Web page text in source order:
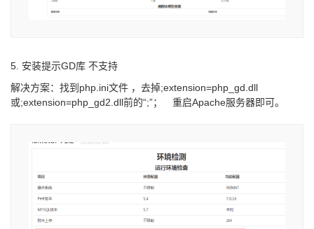
5. 安装提示GD库 不支持
解决方案：找到php.ini文件 ，去掉;extension=php_gd.dll
或;extension=php_gd2.dll前的“;”； 重启Apache服务器即可。